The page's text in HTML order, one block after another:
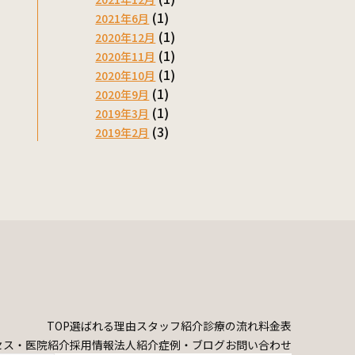
2021年6月 (1)
2020年12月 (1)
2020年11月 (1)
2020年10月 (1)
2020年9月 (1)
2019年3月 (1)
2019年2月 (3)
TOP選ばれる理由スタッフ紹介診療の流れ料金表
ス・医院紹介採用情報法人紹介症例・ブログお問い合わせ